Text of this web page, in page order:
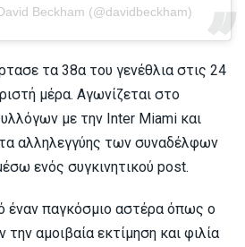
Beckham (@davidbeckham)
τα 38α του γενέθλια στις 24
μέρα. Αγωνίζεται στο
με την Inter Miami και
αλληλεγγύης των συναδέλφων
ενός συγκινητικού post.
έναν παγκόσμιο αστέρα όπως ο
την αμοιβαία εκτίμηση και φιλία